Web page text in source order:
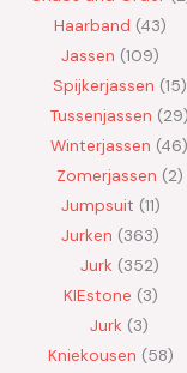
Haarband 43
Jassen 109
Spijkerjassen 15
Tussenjassen 29
Winterjassen 46
Zomerjassen 2
Jumpsuit 11
Jurken 363
Jurk 352
KIEstone 3
Jurk 3
Kniekousen 58